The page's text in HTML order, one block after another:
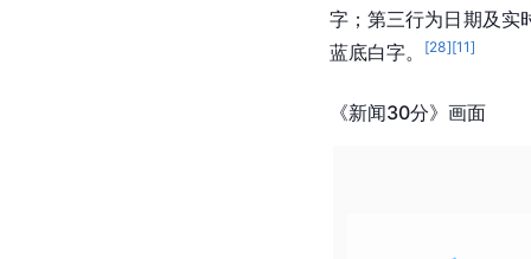
字；第三行为日期及实
蓝底白字。
[28][11]
《新闻30分》画面